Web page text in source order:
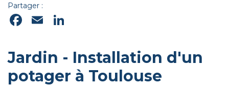
Partager :
Facebook
Email
Jardin - Installation d'un
potager à Toulouse